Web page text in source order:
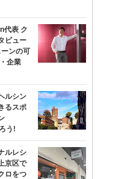
代表 ク
ビュー
ンの可
企業
ルシン
るスポ
う!
ルレシ
京区で
ロをつ